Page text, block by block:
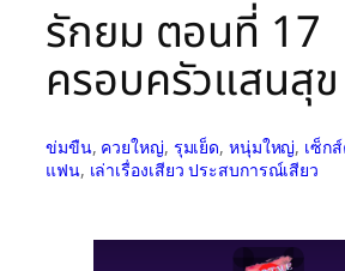
รักยม ตอนที่ 17
ครอบครัวแสนสุข
ข่มขืน, ควยใหญ่, รุมเย็ด, หนุ่มใหญ่, เซ็ก
แฟน, เล่าเรื่องเสียว ประสบการณ์เสียว